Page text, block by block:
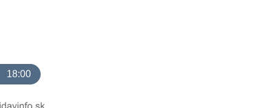
18:00